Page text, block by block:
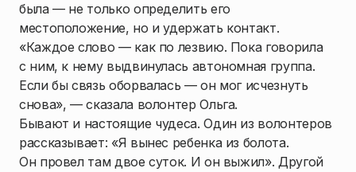
была — не только определить его
местоположение, но и удержать контакт.
«Каждое слово — как по лезвию. Пока говорила
с ним, к нему выдвинулась автономная группа.
Если бы связь оборвалась — он мог исчезнуть
снова», — сказала волонтер Ольга.
Бывают и настоящие чудеса. Один из волонтеров
рассказывает: «Я вынес ребенка из болота.
Он провел там двое суток. И он выжил». Другой